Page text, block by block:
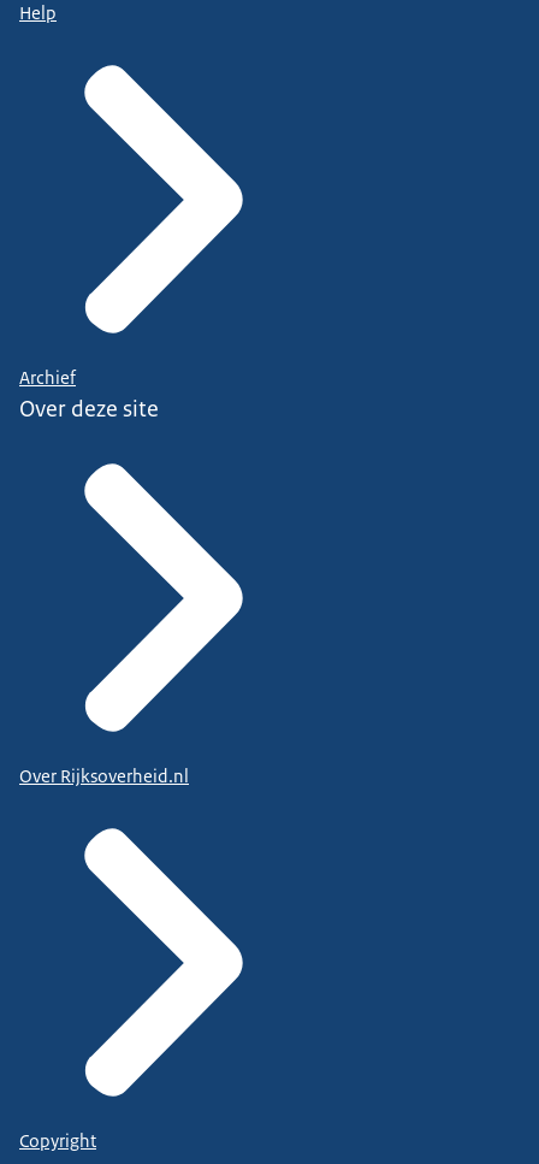
Help
Archief
Over deze site
Over Rijksoverheid.nl
Copyright